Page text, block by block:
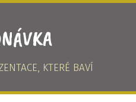
KTERÉ BAVÍ